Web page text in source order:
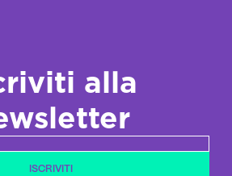
alla
ISCRIVITI